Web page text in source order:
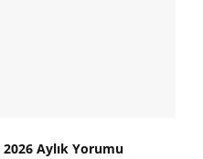
Aylık Yorumu